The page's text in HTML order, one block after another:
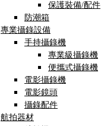
保護裝備/配件
防潮箱
專業攝錄設備
手持攝錄機
專業級攝錄機
便攜式攝錄機
電影攝錄機
電影鏡頭
攝錄配件
航拍器材